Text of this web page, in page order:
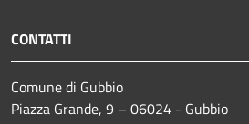
CONTATTI
Comune di Gubbio
Piazza Grande, 9 – 06024 - Gubbio